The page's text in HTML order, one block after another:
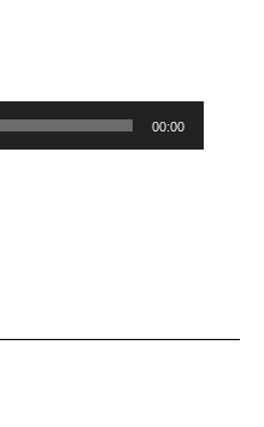
00:00